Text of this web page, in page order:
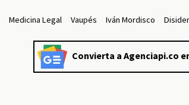
Medicina Legal Vaupés Iván Mordisco
Convierta a Agenciapi.co